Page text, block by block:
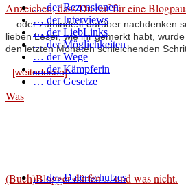
Anzeichen, dass Du reif für eine
... oder zumindest darüber nachdenken
lieben Leser, wie ihr gemerkt habt,
den letzten Monaten schleichenden
[weiterlesen]
Was
(Buch)Blogger dürfen ... und was nicht.
… der Rezensionen
… der Interviews
… der LiebLinks
… der Möglichkeiten
… der Wege
… der Kämpferin
… der Gesetze
… des Datenschutzes